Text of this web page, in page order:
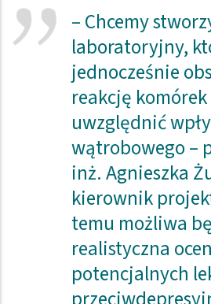
– Chcemy
laboratoryjny,
jednocześnie
reakcję
uwzględnić
wątrobowego –
inż. Agnieszka
kierownik
temu możliwa
realistyczna
potencjalnych